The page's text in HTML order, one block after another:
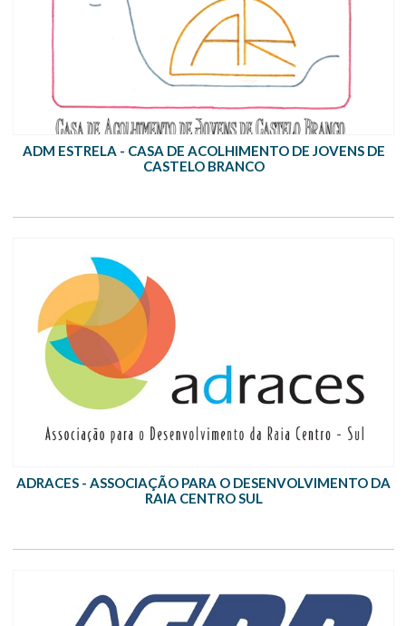
ADM ESTRELA - CASA DE ACOLHIMENTO DE JOVENS DE
CASTELO BRANCO
ADRACES - ASSOCIAÇÃO PARA O DESENVOLVIMENTO DA
RAIA CENTRO SUL